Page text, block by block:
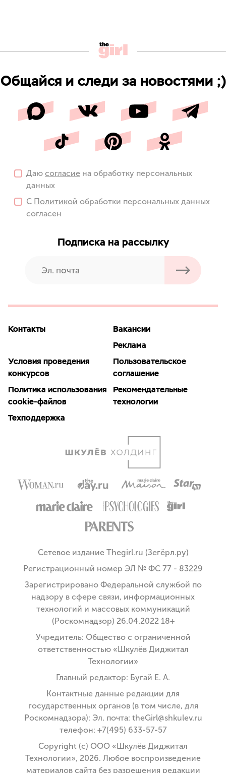
Общайся и следи за новостями ;)
Даю согласие на обработку персональных
данных
С Политикой обработки персональных данных
согласен
Подписка на рассылку
Контакты
Вакансии
Реклама
Условия проведения
конкурсов
Пользовательское
соглашение
Политика использования
cookie-файлов
Рекомендательные
технологии
Техподдержка
Сетевое издание Thegirl.ru (Зегёрл.ру)
Регистрационный номер ЭЛ № ФС 77 - 83229
Зарегистрировано Федеральной службой по
надзору в сфере связи, информационных
технологий и массовых коммуникаций
(Роскомнадзор) 26.04.2022 18+
Учредитель: Общество с ограниченной
ответственностью «Шкулёв Диджитал
Технологии»
Главный редактор: Бугай Е. А.
Контактные данные редакции для
государственных органов (в том числе, для
Роскомнадзора): Эл. почта: theGirl@shkulev.ru
телефон: +7(495) 633-57-57
Copyright (с) ООО «Шкулёв Диджитал
Технологии», 2026. Любое воспроизведение
материалов сайта без разрешения редакции